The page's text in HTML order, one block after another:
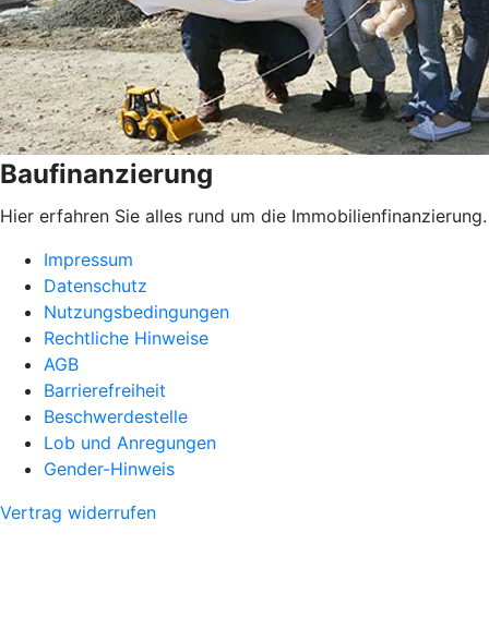
Baufinanzierung
Hier erfahren Sie alles rund um die Immobilienfinanzierung.
Impressum
Datenschutz
Nutzungsbedingungen
Rechtliche Hinweise
AGB
Barrierefreiheit
Beschwerdestelle
Lob und Anregungen
Gender-Hinweis
Vertrag widerrufen